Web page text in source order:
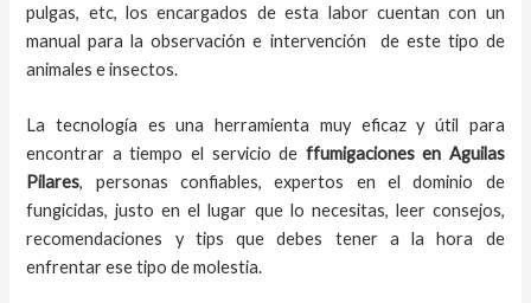
pulgas, etc, los encargados de esta labor cuentan con un
manual para la observación e intervención de este tipo de
animales e insectos.
La tecnología es una herramienta muy eficaz y útil para
encontrar a tiempo el servicio de ffumigaciones en Aguilas
Pilares, personas confiables, expertos en el dominio de
fungicidas, justo en el lugar que lo necesitas, leer consejos,
recomendaciones y tips que debes tener a la hora de
enfrentar ese tipo de molestia.